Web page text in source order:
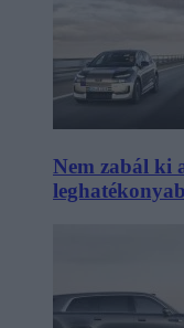
Nem zabál ki